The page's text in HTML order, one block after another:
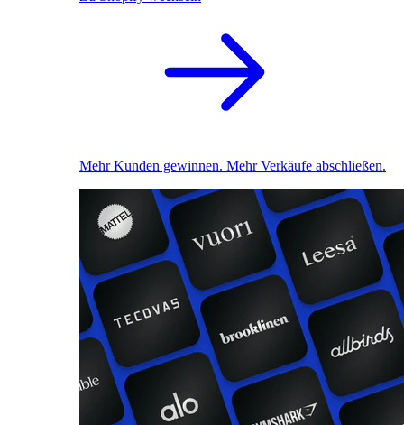
Mehr Kunden gewinnen. Mehr Verkäufe abschließen.